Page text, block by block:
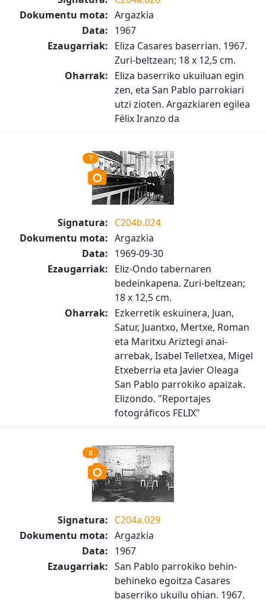
Dokumentu mota: Argazkia
Data: 1967
Ezaugarriak: Eliza Casares baserrian. 1967.
Zuri-beltzean; 18 x 12,5 cm.
Oharrak: Eliza baserriko ukuiluan egin
zen, eta San Pablo parrokiari
utzi zioten. Argazkiaren egilea
Félix Iranzo da
7
Signatura: C204b.024
Dokumentu mota: Argazkia
Data: 1969-09-30
Ezaugarriak: Eliz-Ondo tabernaren
bedeinkapena. Zuri-beltzean;
18 x 12,5 cm.
Oharrak: Ezkerretik eskuinera, Juan,
Satur, Juantxo, Mertxe, Roman
eta Maritxu Ariztegi anai-
arrebak, Isabel Telletxea, Migel
Etxeberria eta Javier Oleaga
San Pablo parrokiko apaizak.
Elizondo. "Reportajes
fotográficos FELIX"
8
Signatura: C204a.029
Dokumentu mota: Argazkia
Data: 1967
Ezaugarriak: San Pablo parrokiko behin-
behineko egoitza Casares
baserriko ukuilu ohian. 1967.